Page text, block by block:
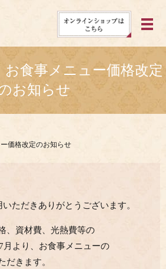
メ
お食事メニュー価格改定
お知らせ
ー価格改定のお知らせ
ただきありがとうございます。
、資材費、光熱費等の
月より、お食事メニューの
だきます。